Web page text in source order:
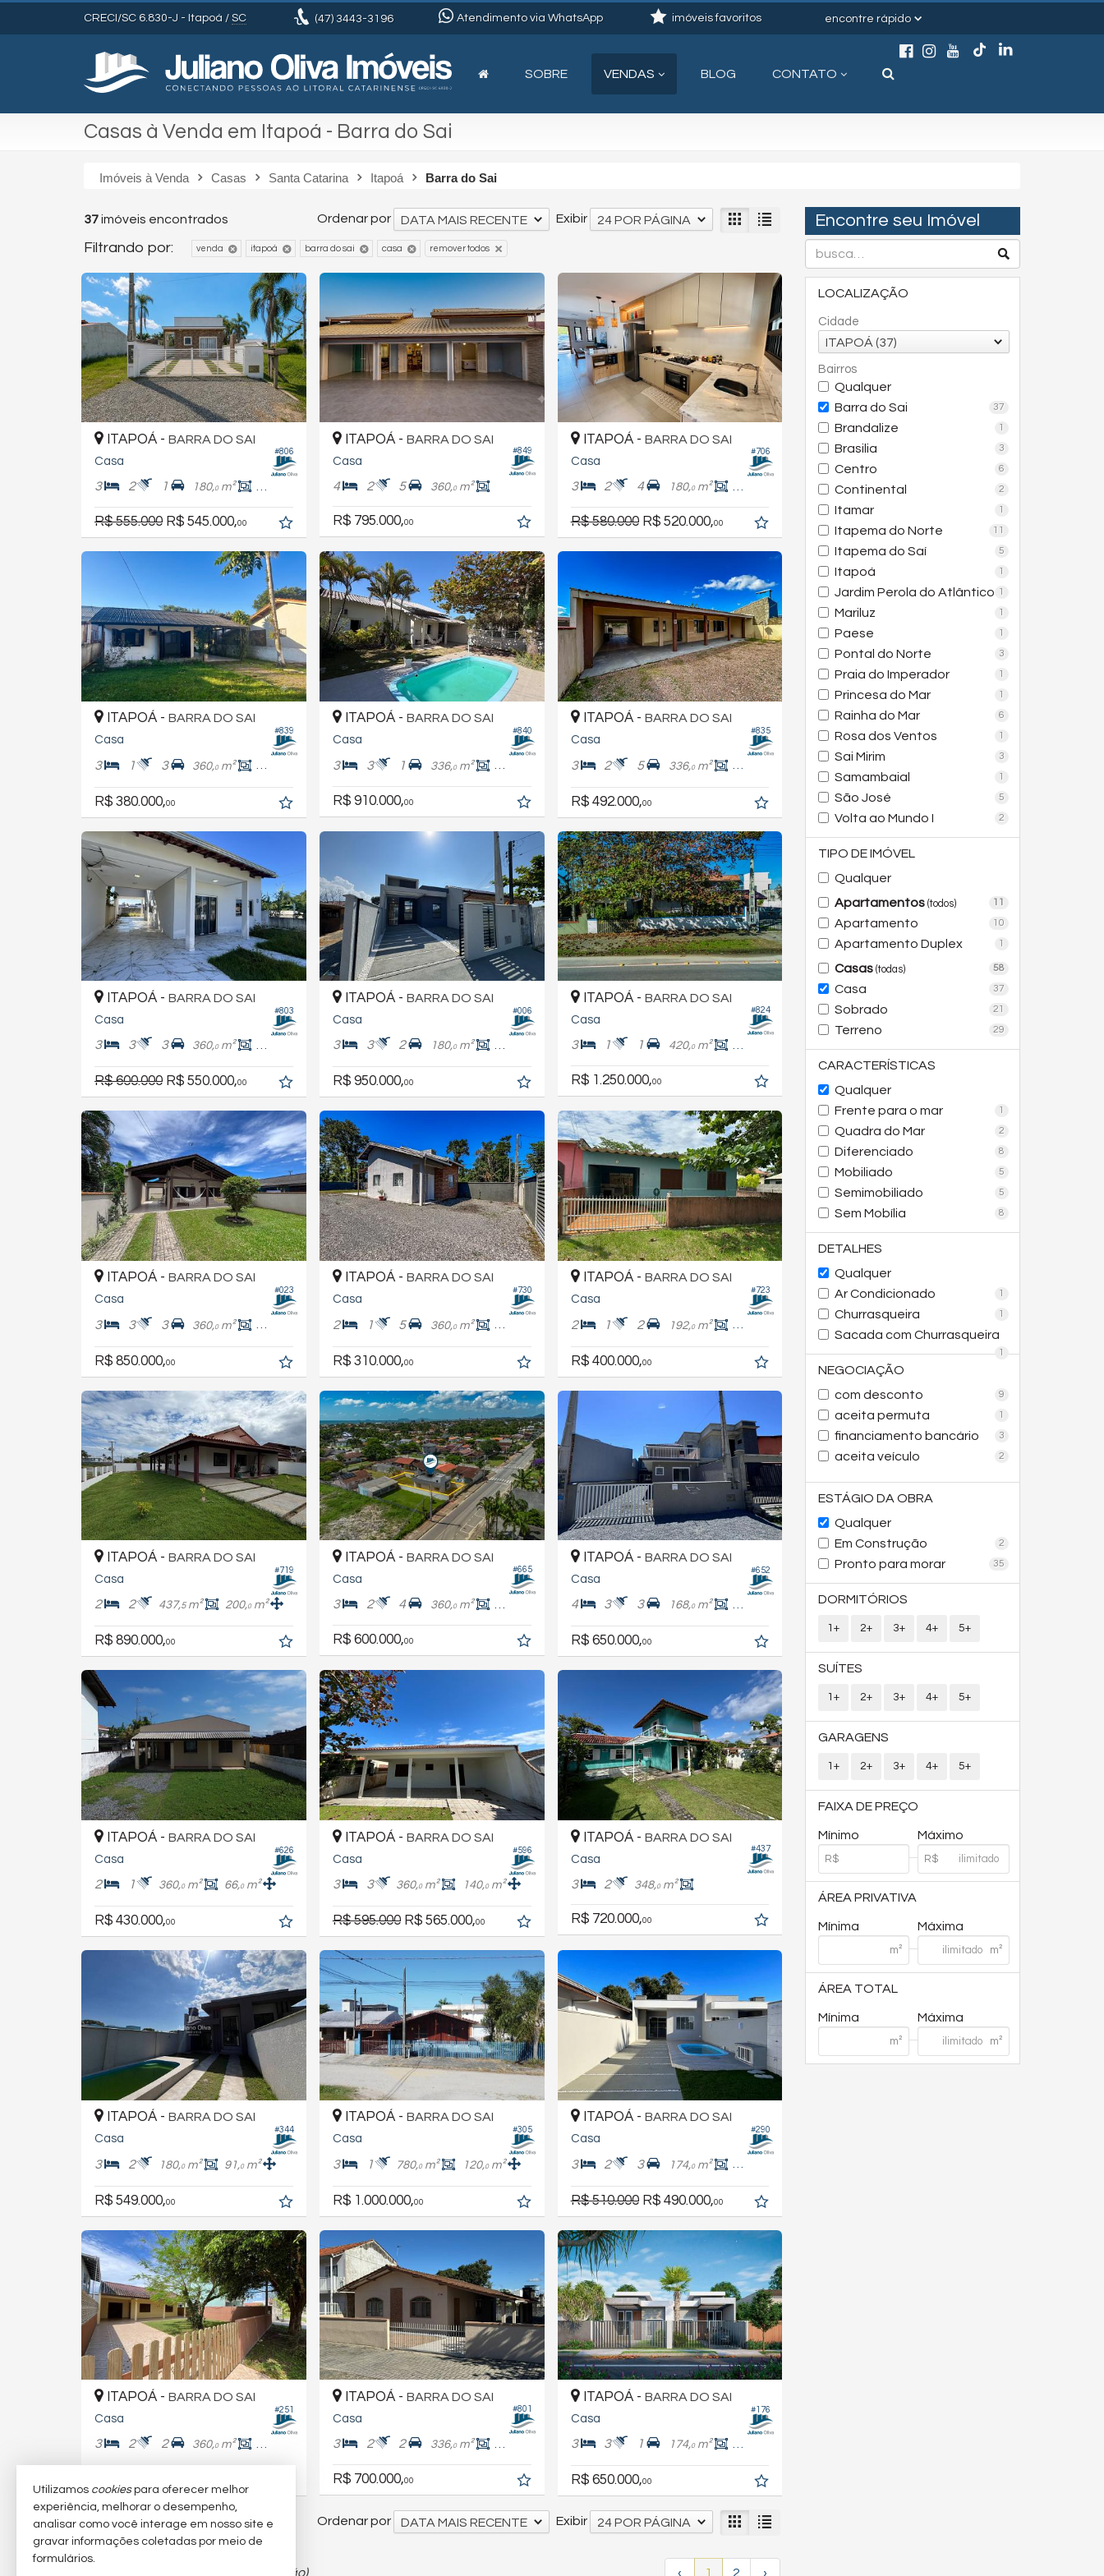
CRECI/SC 6.830-J - Itapoá / SC (47)3443-3196 Atendimento via WhatsApp encontre rápido
imóveis favoritos
SOBRE VENDAS BLOG CONTATO
Casas à Venda em Itapoá - Barra do Sai
Imóveis à Venda Casas Santa Catarina Itapoá Barra do Sai
Encontre seu Imóvel
LOCALIZAÇÃO
Cidade
ITAPOÁ (37)
Bairros
Qualquer
Barra do Sai
37
Brandalize 1
Brasilia 3
Centro 6
Continental 2
Itamar 1
Itapema do Norte 11
Itapema do Saí 5
Itapoá 1
Jardim Perola do Atlântico 1
Mariluz 1
Paese 1
Pontal do Norte 3
Praia do Imperador 1
Princesa do Mar 1
Rainha do Mar 6
Rosa dos Ventos 1
Sai Mirim 3
Samambaial 1
São José 5
Volta ao Mundo I 2
TIPO DE IMÓVEL
Qualquer
Apartamentos (todos) 11
Apartamento 10
Apartamento Duplex 1
Casas (todas) 58
Casa 37
Sobrado 21
Terreno 29
CARACTERÍSTICAS
Qualquer
Frente para o mar
1
Quadra do Mar 2
Diferenciado 8
Mobiliado 5
Semimobiliado 5
Sem Mobília 8
DETALHES
Qualquer
Ar Condicionado
1
Churrasqueira 1
Sacada com Churrasqueira
1
NEGOCIAÇÃO
com desconto
9
aceita permuta 1
financiamento bancário 3
aceita veículo 2
ESTÁGIO DA OBRA
Qualquer
Em Construção
2
Pronto para morar 35
DORMITÓRIOS
1+ 2+ 3+ 4+ 5+
SUÍTES
1+ 2+ 3+ 4+ 5+
GARAGENS
1+ 2+ 3+ 4+ 5+
FAIXA DE PREÇO
Mínimo Máximo
ÁREA PRIVATIVA
Mínima Máxima
ÁREA TOTAL
Mínima Máxima
37imóveis encontrados Exibir 24 POR PÁGINA
Ordenar por DATA MAIS RECENTE
Filtrando por: venda itapoá barra do sai casa remover todos
#806
ITAPOÁ - BARRA DO SAI
Casa
3 2 1 180,0m² 83,
R$ 555.000 R$ 545.000,00
#849
ITAPOÁ - BARRA DO SAI
Casa
4 2 5 360,0m²
R$ 795.000,00
#706
ITAPOÁ - BARRA DO SAI
Casa
3 2 4 180,0m² 89,
R$ 580.000 R$ 520.000,00
#839
ITAPOÁ - BARRA DO SAI
Casa
3 1 3 360,0m² 70,
R$ 380.000,00
#840
ITAPOÁ - BARRA DO SAI
Casa
3 3 1 336,0m² 127,
R$ 910.000,00
#835
ITAPOÁ - BARRA DO SAI
Casa
3 2 5 336,0m² 140,
R$ 492.000,00
#803
ITAPOÁ - BARRA DO SAI
Casa
3 3 3 360,0m² 146,
R$ 600.000 R$ 550.000,00
#006
ITAPOÁ - BARRA DO SAI
Casa
3 3 2 180,0m² 97,
R$ 950.000,00
#824
ITAPOÁ - BARRA DO SAI
Casa
3 1 1 420,0m² 91,
R$ 1.250.000,00
#023
ITAPOÁ - BARRA DO SAI
Casa
3 3 3 360,0m² 145,
R$ 850.000,00
#730
ITAPOÁ - BARRA DO SAI
Casa
2 1 5 360,0m² 48,
R$ 310.000,00
#723
ITAPOÁ - BARRA DO SAI
Casa
2 1 2 192,0m² 54,
R$ 400.000,00
#719
ITAPOÁ - BARRA DO SAI
Casa
2 2 437,5m² 200,0m²
R$ 890.000,00
#665
ITAPOÁ - BARRA DO SAI
Casa
3 2 4 360,0m² 84,
R$ 600.000,00
#652
ITAPOÁ - BARRA DO SAI
Casa
4 3 3 168,0m² 150,
R$ 650.000,00
#626
ITAPOÁ - BARRA DO SAI
Casa
2 1 360,0m² 66,0m²
R$ 430.000,00
#596
ITAPOÁ - BARRA DO SAI
Casa
3 3 360,0m² 140,0m²
R$ 595.000 R$ 565.000,00
#437
ITAPOÁ - BARRA DO SAI
Casa
3 2 348,0m²
R$ 720.000,00
#344
ITAPOÁ - BARRA DO SAI
Casa
3 2 180,0m² 91,0m²
R$ 549.000,00
#305
ITAPOÁ - BARRA DO SAI
Casa
3 1 780,0m² 120,0m²
R$ 1.000.000,00
#290
ITAPOÁ - BARRA DO SAI
Casa
3 2 3 174,0m² 81,
R$ 510.000 R$ 490.000,00
#251
ITAPOÁ - BARRA DO SAI
Casa
3 2 2 360,0m² 134,
#801
ITAPOÁ - BARRA DO SAI
Casa
3 2 2 336,0m² 112,
R$ 700.000,00
#176
ITAPOÁ - BARRA DO SAI
Casa
3 3 1 174,0m² 100,
R$ 650.000,00
37imóveis encontrados Exibir 24 POR PÁGINA
Ordenar por DATA MAIS RECENTE
‹ 1 2 ›
(nenhuma avaliação)
Utilizamos cookiespara oferecer melhor
experiência, melhorar o desempenho,
analisar como você interage em nosso site e
gravar informações coletadas por meio de
formulários.